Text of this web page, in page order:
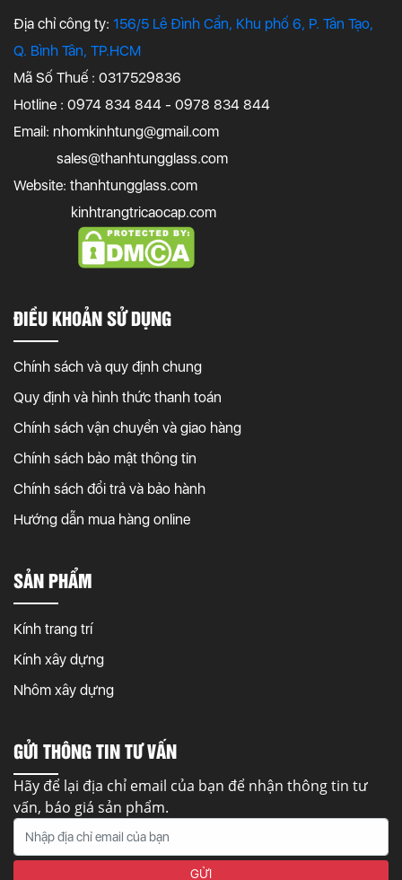
Địa chỉ công ty: 156/5 Lê Đình Cẩn, Khu phố 6, P. Tân Tạo,
Q. Bình Tân, TP.HCM
Mã Số Thuế : 0317529836
Hotline : 0974 834 844 - 0978 834 844
Email: nhomkinhtung@gmail.com
sales@thanhtungglass.com
Website: thanhtungglass.com
kinhtrangtricaocap.com
ĐIỀU KHOẢN SỬ DỤNG
Chính sách và quy định chung
Quy định và hình thức thanh toán
Chính sách vận chuyển và giao hàng
Chính sách bảo mật thông tin
Chính sách đổi trả và bảo hành
Hướng dẫn mua hàng online
SẢN PHẨM
Kính trang trí
Kính xây dựng
Nhôm xây dựng
GỬI THÔNG TIN TƯ VẤN
Hãy để lại địa chỉ email của bạn để nhận thông tin tư
vấn, báo giá sản phẩm.